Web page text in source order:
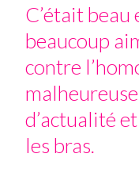
C’était beau
beaucoup
contre
d’actualité
les bras.